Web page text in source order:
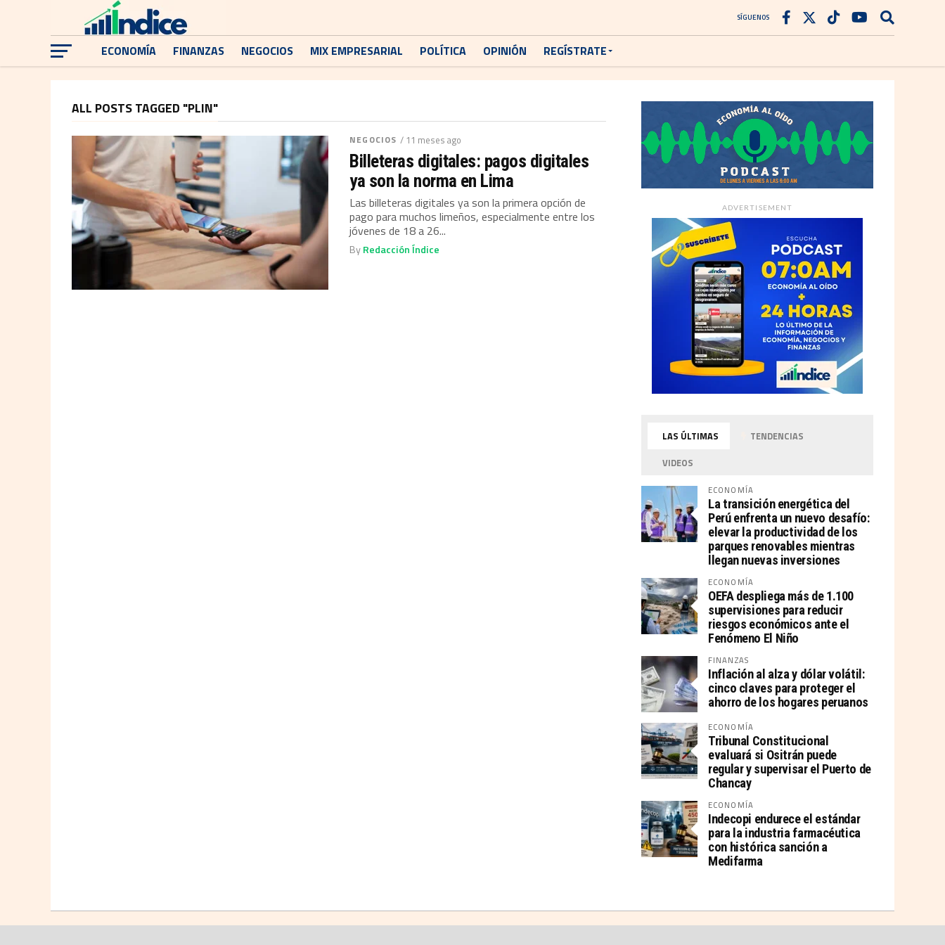
SÍGUENOS
ECONOMÍA FINANZAS NEGOCIOS MIX EMPRESARIAL POLÍTICA OPINIÓN REGÍSTRATE
ALL POSTS TAGGED "PLIN"
NEGOCIOS / 11 meses ago
Billeteras digitales: pagos digitales
ya son la norma en Lima
Las billeteras digitales ya son la primera opción de
pago para muchos limeños, especialmente entre los
jóvenes de 18 a 26...
ByRedacción Índice
ADVERTISEMENT
LAS ÚLTIMAS
TENDENCIAS
VIDEOS
ECONOMÍA
La transición energética del
Perú enfrenta un nuevo desafío:
elevar la productividad de los
parques renovables mientras
llegan nuevas inversiones
ECONOMÍA
OEFA despliega más de 1.100
supervisiones para reducir
riesgos económicos ante el
Fenómeno El Niño
FINANZAS
Inflación al alza y dólar volátil:
cinco claves para proteger el
ahorro de los hogares peruanos
ECONOMÍA
Tribunal Constitucional
evaluará si Ositrán puede
regular y supervisar el Puerto de
Chancay
ECONOMÍA
Indecopi endurece el estándar
para la industria farmacéutica
con histórica sanción a
Medifarma